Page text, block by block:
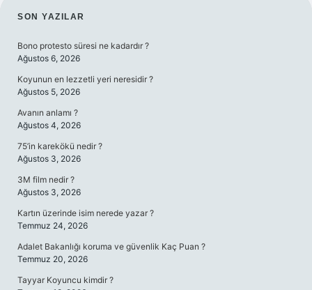
SIDEBAR
SON YAZILAR
Bono protesto süresi ne kadardır ?
Ağustos 6, 2026
Koyunun en lezzetli yeri neresidir ?
Ağustos 5, 2026
Avanın anlamı ?
Ağustos 4, 2026
75’in karekökü nedir ?
Ağustos 3, 2026
3M film nedir ?
Ağustos 3, 2026
Kartın üzerinde isim nerede yazar ?
Temmuz 24, 2026
Adalet Bakanlığı koruma ve güvenlik Kaç Puan ?
Temmuz 20, 2026
Tayyar Koyuncu kimdir ?